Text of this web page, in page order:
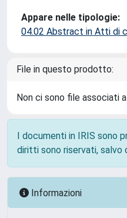
Appare nelle tipologie:
04.02 Abstract in Atti di
File in questo prodotto:
Non ci sono file associati
I documenti in IRIS sono
diritti sono riservati, salvo
Informazioni